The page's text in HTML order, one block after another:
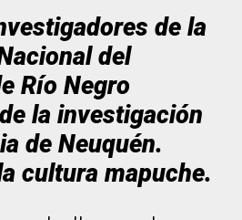
de la
del
Río Negro
la investigación
de Neuquén.
cultura mapuche.